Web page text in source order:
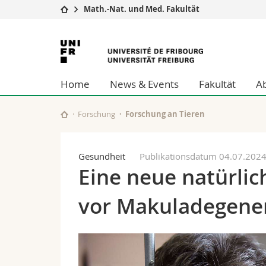
Universität
Studium
Forschung
Universität
Weiterbildung
Wirtschafts-
Philosophische
Fak. für
Math.-Nat. und Med. Fakultät
Universität
Freiburg
Home News & Events Fakultät
Forschung Forschung an Tieren
Gesundheit Publikationsdatum 04.07.2024
Eine neue
vor